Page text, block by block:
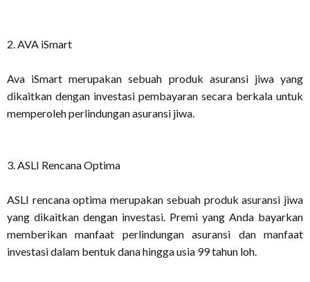
2. AVA iSmart
Ava iSmart merupakan sebuah produk asuransi jiwa yang
dikaitkan dengan investasi pembayaran secara berkala untuk
memperoleh perlindungan asuransi jiwa.
3. ASLI Rencana Optima
ASLI rencana optima merupakan sebuah produk asuransi jiwa
yang dikaitkan dengan investasi. Premi yang Anda bayarkan
memberikan manfaat perlindungan asuransi dan manfaat
investasi dalam bentuk dana hingga usia 99 tahun loh.